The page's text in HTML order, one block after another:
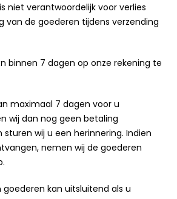
niet verantwoordelijk voor verlies
van de goederen tijdens verzending
binnen 7 dagen op onze rekening te
maximaal 7 dagen voor u
wij dan nog geen betaling
wij u een herinnering. Indien
nemen wij de goederen
goederen kan uitsluitend als u